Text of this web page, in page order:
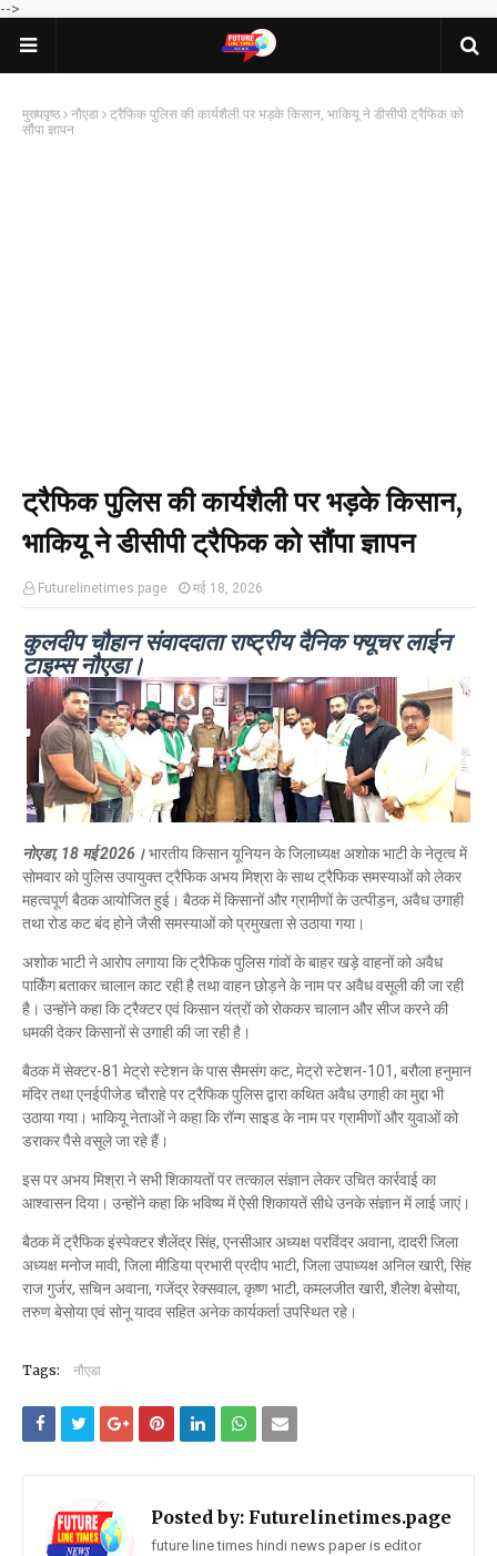
-->
मुख्यपृष्ठ नौएडा
ट्रैफिक पुलिस की कार्यशैली पर भड़के किसान, भाकियू ने डीसीपी ट्रैफिक को
सौंपा ज्ञापन
ट्रैफिक पुलिस की कार्यशैली पर भड़के किसान,
भाकियू ने डीसीपी ट्रैफिक को सौंपा ज्ञापन
Futurelinetimes.page मई 18, 2026
कुलदीप चौहान संवाददाता राष्ट्रीय दैनिक फ्यूचर लाईन
टाइम्स नौएडा।
नोएडा, 18 मई 2026।भारतीय किसान यूनियन के जिलाध्यक्ष अशोक भाटी के नेतृत्व में
सोमवार को पुलिस उपायुक्त ट्रैफिक अभय मिश्रा के साथ ट्रैफिक समस्याओं को लेकर
महत्वपूर्ण बैठक आयोजित हुई। बैठक में किसानों और ग्रामीणों के उत्पीड़न, अवैध उगाही
तथा रोड कट बंद होने जैसी समस्याओं को प्रमुखता से उठाया गया।
अशोक भाटी ने आरोप लगाया कि ट्रैफिक पुलिस गांवों के बाहर खड़े वाहनों को अवैध
पार्किंग बताकर चालान काट रही है तथा वाहन छोड़ने के नाम पर अवैध वसूली की जा रही
है। उन्होंने कहा कि ट्रैक्टर एवं किसान यंत्रों को रोककर चालान और सीज करने की
धमकी देकर किसानों से उगाही की जा रही है।
बैठक में सेक्टर-81 मेट्रो स्टेशन के पास सैमसंग कट, मेट्रो स्टेशन-101, बरौला हनुमान
मंदिर तथा एनईपीजेड चौराहे पर ट्रैफिक पुलिस द्वारा कथित अवैध उगाही का मुद्दा भी
उठाया गया। भाकियू नेताओं ने कहा कि रॉन्ग साइड के नाम पर ग्रामीणों और युवाओं को
डराकर पैसे वसूले जा रहे हैं।
इस पर अभय मिश्रा ने सभी शिकायतों पर तत्काल संज्ञान लेकर उचित कार्रवाई का
आश्वासन दिया। उन्होंने कहा कि भविष्य में ऐसी शिकायतें सीधे उनके संज्ञान में लाई जाएं।
बैठक में ट्रैफिक इंस्पेक्टर शैलेंद्र सिंह, एनसीआर अध्यक्ष परविंदर अवाना, दादरी जिला
अध्यक्ष मनोज मावी, जिला मीडिया प्रभारी प्रदीप भाटी, जिला उपाध्यक्ष अनिल खारी, सिंह
राज गुर्जर, सचिन अवाना, गजेंद्र रेक्सवाल, कृष्ण भाटी, कमलजीत खारी, शैलेश बेसोया,
तरुण बेसोया एवं सोनू यादव सहित अनेक कार्यकर्ता उपस्थित रहे।
Tags: नौएडा
Posted by: Futurelinetimes.page
future line times hindi news paper is editor